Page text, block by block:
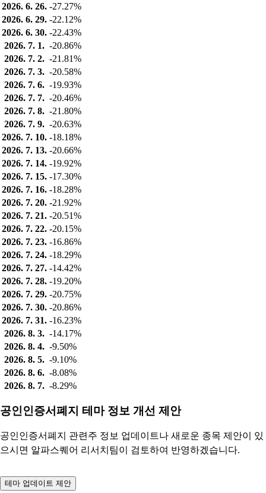
2026. 6. 26. -27.27%
2026. 6. 29. -22.12%
2026. 6. 30. -22.43%
2026. 7. 1. -20.86%
2026. 7. 2. -21.81%
2026. 7. 3. -20.58%
2026. 7. 6. -19.93%
2026. 7. 7. -20.46%
2026. 7. 8. -21.80%
2026. 7. 9. -20.63%
2026. 7. 10. -18.18%
2026. 7. 13. -20.66%
2026. 7. 14. -19.92%
2026. 7. 15. -17.30%
2026. 7. 16. -18.28%
2026. 7. 20. -21.92%
2026. 7. 21. -20.51%
2026. 7. 22. -20.15%
2026. 7. 23. -16.86%
2026. 7. 24. -18.29%
2026. 7. 27. -14.42%
2026. 7. 28. -19.20%
2026. 7. 29. -20.75%
2026. 7. 30. -20.86%
2026. 7. 31. -16.23%
2026. 8. 3. -14.17%
2026. 8. 4. -9.50%
2026. 8. 5. -9.10%
2026. 8. 6. -8.08%
2026. 8. 7. -8.29%
공인인증서폐지 테마 정보 개선 제안
공인인증서폐지 관련주 정보 업데이트나 새로운 종목 제안이 있
으시면 알파스퀘어 리서치팀이 검토하여 반영하겠습니다.
테마 업데이트 제안